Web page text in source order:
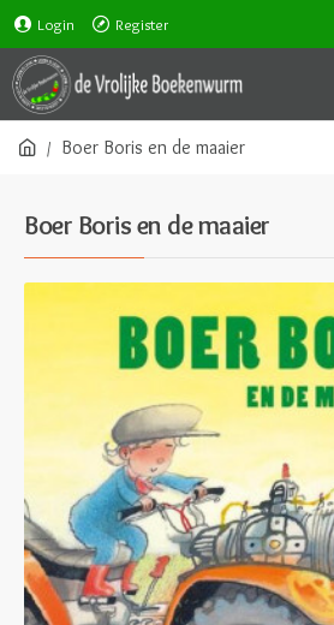
Login Register
Boer Boris en de maaier
Boer Boris en de maaier